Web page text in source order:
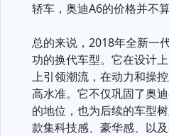
轿车，奥迪A6的价格并不算
总的来说，2018年全新一
功的换代车型。它在设计
上引领潮流，在动力和操
高水准。它不仅巩固了奥
的地位，也为后续的车型
款集科技感、豪华感、以